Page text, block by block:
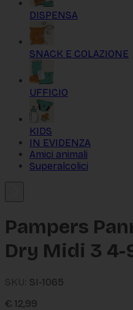
DISPENSA
SNACK E COLAZIONE
UFFICIO
KIDS
IN EVIDENZA
Amici animali
Superalcolici
Pampers
Dry Midi 3 4-
SKU: SI-1065
€ 12,99